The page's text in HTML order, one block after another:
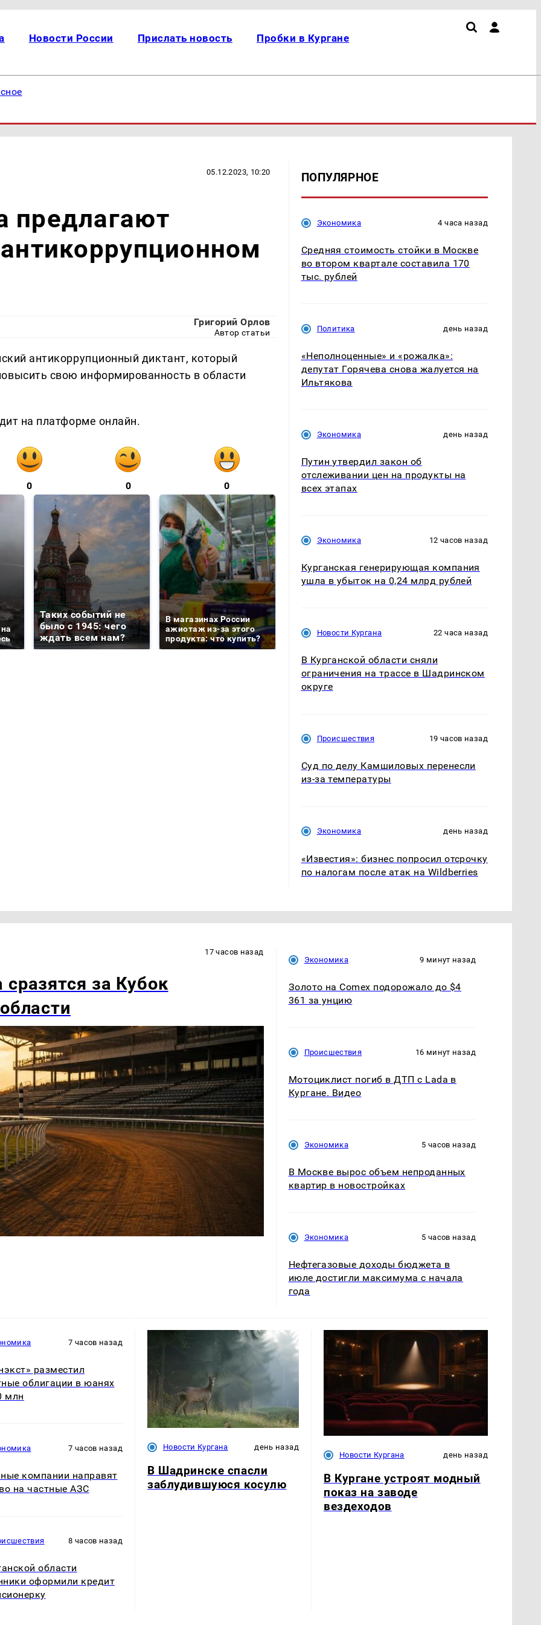
Новости России Прислать новость Пробки в Кургане
05.12.2023, 10:20
предлагают
Григорий Орлов
Автор статьи
антикоррупционный диктант, который
свою информированность в области
на платформе онлайн.
0 0 0
Таких событий не
было с 1945: чего
ждать всем нам?
В магазинах России
ажиотаж из-за этого
продукта: что купить?
машину напали и
подожгли.
России: Европа?
ПОПУЛЯРНОЕ
Экономика 4 часа назад
Средняя стоимость стойки в Москве
во втором квартале составила 170
тыс. рублей
Политика день назад
«Неполноценные» и «рожалка»:
депутат Горячева снова жалуется на
Ильтякова
Экономика день назад
Путин утвердил закон об
отслеживании цен на продукты на
всех этапах
Экономика 12 часов назад
Курганская генерирующая компания
ушла в убыток на 0,24 млрд рублей
Новости Кургана 22 часа назад
В Курганской области сняли
ограничения на трассе в Шадринском
округе
Происшествия 19 часов назад
Суд по делу Камшиловых перенесли
из-за температуры
Экономика день назад
«Известия»: бизнес попросил отсрочку
по налогам после атак на Wildberries
17 часов назад
за Кубок
Экономика 9 минут назад
Золото на Comex подорожало до $4
361 за унцию
Происшествия 16 минут назад
Мотоциклист погиб в ДТП с Lada в
Кургане. Видео
Экономика 5 часов назад
В Москве вырос объем непроданных
квартир в новостройках
Экономика 5 часов назад
Нефтегазовые доходы бюджета в
июле достигли максимума с начала
года
7 часов назад
разместил
облигации в юанях
млн
7 часов назад
компании направят
на частные АЗС
8 часов назад
области
оформили кредит
Новости Кургана день назад
В Шадринске спасли
заблудившуюся косулю
Новости Кургана день назад
В Кургане устроят модный
показ на заводе
вездеходов